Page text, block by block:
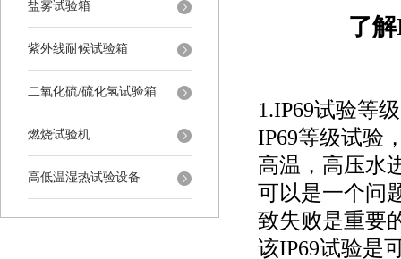
盐雾试验箱
紫外线耐候试验箱
二氧化硫/硫化氢试验箱
燃烧试验机
高低温湿热试验设备
了
1.IP69试验等
IP69等级试验
高温，高压水
可以是一个问
致失败是重要
该IP69试验是